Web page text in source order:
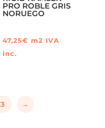
PRO ROBLE GRIS
NORUEGO
47,25€ m2 IVA
Inc.
3 →